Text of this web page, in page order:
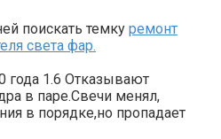
поискать темку ремонт
света фар.
года 1.6 Отказывают
в паре.Свечи менял,
в порядке,но пропадает